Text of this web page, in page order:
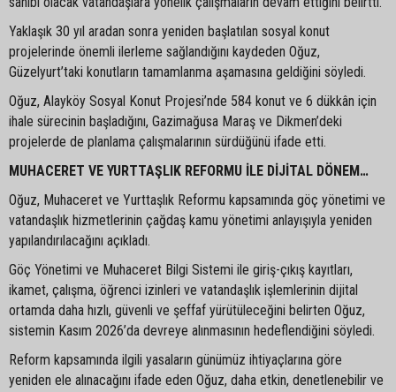
Yaklaşık 30 yıl aradan sonra yeniden başlatılan sosyal konut
projelerinde önemli ilerleme sağlandığını kaydeden Oğuz,
Güzelyurt’taki konutların tamamlanma aşamasına geldiğini söyledi.
Oğuz, Alayköy Sosyal Konut Projesi’nde 584 konut ve 6 dükkân için
ihale sürecinin başladığını, Gazimağusa Maraş ve Dikmen’deki
projelerde de planlama çalışmalarının sürdüğünü ifade etti.
MUHACERET VE YURTTAŞLIK REFORMU İLE DİJİTAL DÖNEM…
Oğuz, Muhaceret ve Yurttaşlık Reformu kapsamında göç yönetimi ve
vatandaşlık hizmetlerinin çağdaş kamu yönetimi anlayışıyla yeniden
yapılandırılacağını açıkladı.
Göç Yönetimi ve Muhaceret Bilgi Sistemi ile giriş-çıkış kayıtları,
ikamet, çalışma, öğrenci izinleri ve vatandaşlık işlemlerinin dijital
ortamda daha hızlı, güvenli ve şeffaf yürütüleceğini belirten Oğuz,
sistemin Kasım 2026’da devreye alınmasının hedeflendiğini söyledi.
Reform kapsamında ilgili yasaların günümüz ihtiyaçlarına göre
yeniden ele alınacağını ifade eden Oğuz, daha etkin, denetlenebilir ve